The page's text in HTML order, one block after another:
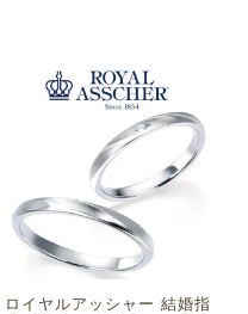
ロイヤルアッシャー 結婚指